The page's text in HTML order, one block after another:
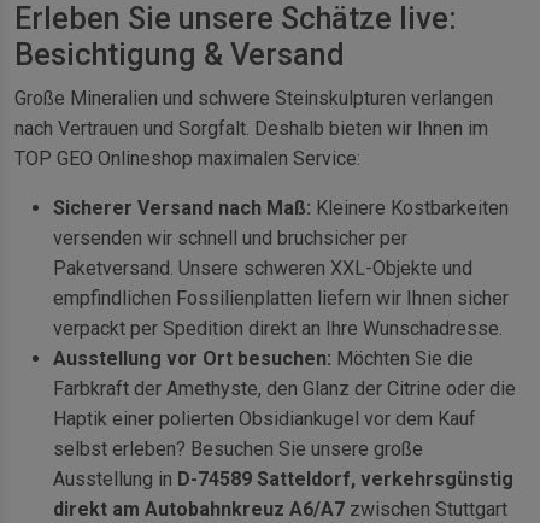
Erleben Sie unsere Schätze live:
Besichtigung & Versand
Große Mineralien und schwere Steinskulpturen verlangen
nach Vertrauen und Sorgfalt. Deshalb bieten wir Ihnen im
TOP GEO Onlineshop maximalen Service:
Sicherer Versand nach Maß: Kleinere Kostbarkeiten
versenden wir schnell und bruchsicher per
Paketversand. Unsere schweren XXL-Objekte und
empfindlichen Fossilienplatten liefern wir Ihnen sicher
verpackt per Spedition direkt an Ihre Wunschadresse.
Ausstellung vor Ort besuchen: Möchten Sie die
Farbkraft der Amethyste, den Glanz der Citrine oder die
Haptik einer polierten Obsidiankugel vor dem Kauf
selbst erleben? Besuchen Sie unsere große
Ausstellung in D-74589 Satteldorf, verkehrsgünstig
direkt am Autobahnkreuz A6/A7 zwischen Stuttgart